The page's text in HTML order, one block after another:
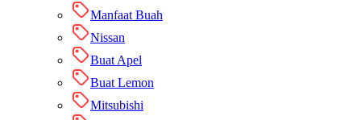
Manfaat Buah
Nissan
Buat Apel
Buat Lemon
Mitsubishi